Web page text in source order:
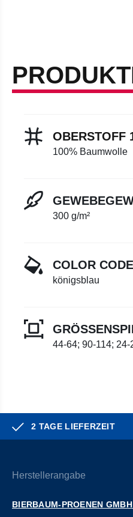
OBERSTOFF
100% Baumwolle
300 g/m²
COLOR
königsblau
44-64; 90-114; 24-
2 TAGE LIEFERZEIT
Herstellerangabe
BIERBAUM-PROENEN